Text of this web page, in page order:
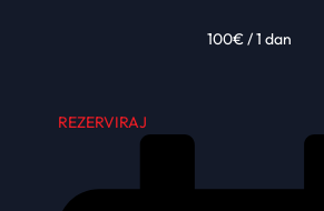
100€ / 1 dan
REZERVIRAJ